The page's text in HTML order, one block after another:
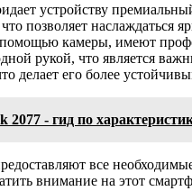
устройству
позволяет наслаждаться
камеры, имеют
рукой, что является
делает его более
- гид по
все
внимание на этот